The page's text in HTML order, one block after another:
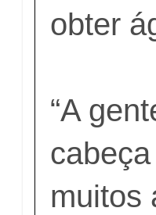
obter
“A
muitos